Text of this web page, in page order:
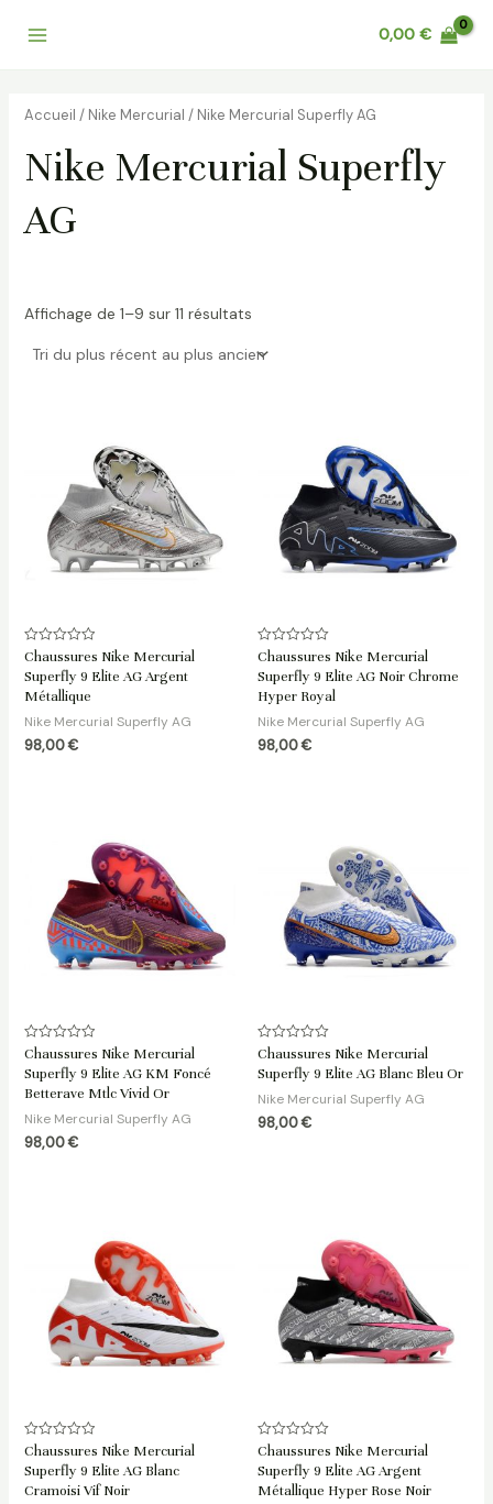
0,00€
Accueil / Nike Mercurial / Nike Mercurial Superfly AG
Nike Mercurial Superfly
AG
Affichage de 1–9 sur 11 résultats
Note
sur
5
Chaussures Nike Mercurial
Superfly 9 Elite AG Argent
Métallique
Nike Mercurial Superfly AG
98,00€
Note
sur
5
Chaussures Nike Mercurial
Superfly 9 Elite AG Noir Chrome
Hyper Royal
Nike Mercurial Superfly AG
98,00€
Note
sur
5
Chaussures Nike Mercurial
Superfly 9 Elite AG KM Foncé
Betterave Mtlc Vivid Or
Nike Mercurial Superfly AG
98,00€
Note
sur
Chaussures Nike Mercurial
Superfly 9 Elite AG Blanc Bleu Or
Nike Mercurial Superfly AG
98,00€
Note
sur
5
Chaussures Nike Mercurial
Superfly 9 Elite AG Blanc
Cramoisi Vif Noir
Note
sur
5
Chaussures Nike Mercurial
Superfly 9 Elite AG Argent
Métallique Hyper Rose Noir